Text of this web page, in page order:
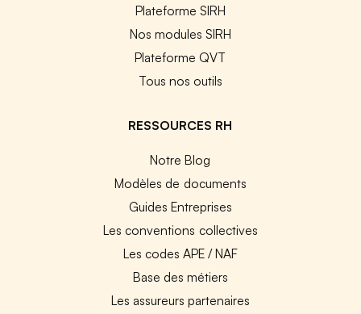
Plateforme SIRH
Nos modules SIRH
Plateforme QVT
Tous nos outils
RESSOURCES RH
Notre Blog
Modèles de documents
Guides Entreprises
Les conventions collectives
Les codes APE / NAF
Base des métiers
Les assureurs partenaires